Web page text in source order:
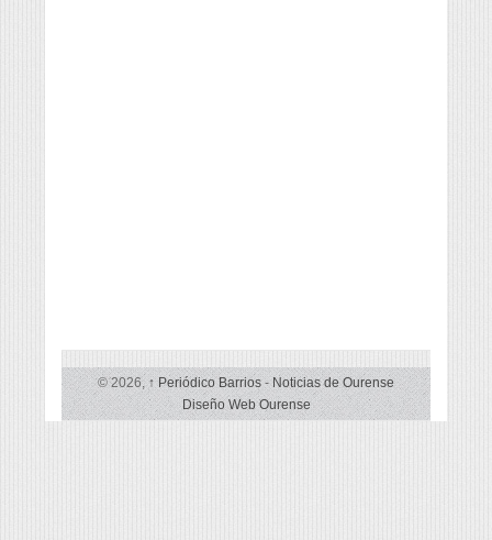
© 2026, ↑ Periódico Barrios- Noticias de Ourense
Diseño Web Ourense